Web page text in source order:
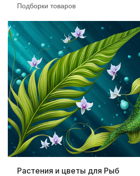
Подборки товаров
Растения и цветы для Рыб